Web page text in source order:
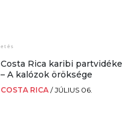
Costa Rica karibi partvidéke
– A kalózok öröksége
COSTA RICA /JÚLIUS 06.